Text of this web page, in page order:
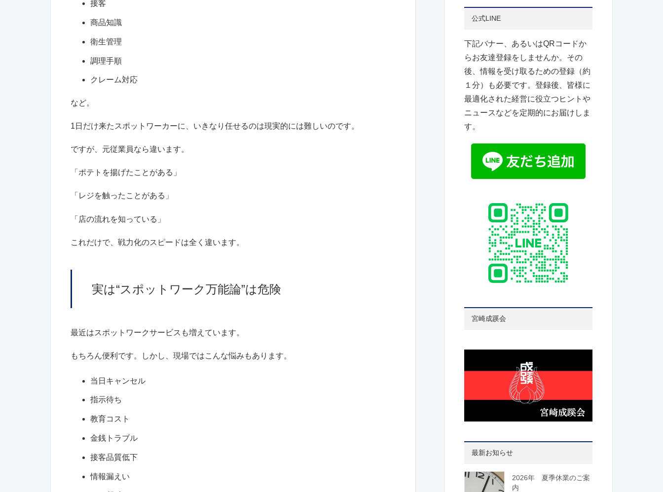
接客
商品知識
衛生管理
調理手順
クレーム対応
など。
1日だけ来たスポットワーカーに、いきなり任せるのは現実的には難しいのです。
ですが、元従業員なら違います。
「ポテトを揚げたことがある」
「レジを触ったことがある」
「店の流れを知っている」
これだけで、戦力化のスピードは全く違います。
実は“スポットワーク万能論”は危険
最近はスポットワークサービスも増えています。
もちろん便利です。しかし、現場ではこんな悩みもあります。
当日キャンセル
指示待ち
教育コスト
金銭トラブル
接客品質低下
情報漏えい
公式LINE
下記バナー、あるいはQRコードか
らお友達登録をしませんか。その
後、情報を受け取るための登録（約
１分）も必要です。登録後、皆様に
最適化された経営に役立つヒントや
ニュースなどを定期的にお届けしま
す。
宮崎成蹊会
最新お知らせ
2026年 夏季休業のご案
内